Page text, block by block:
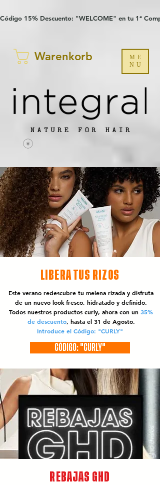
Código 15% Descuento: "WELCOME" en tu 1ª
Warenkorb
ME
NU
LIBERA TUS RIZOS
Este verano redescubre tu melena rizada y disfruta
de un nuevo look fresco, hidratado y definido.
Todos nuestros productos curly, ahora con un 35%
de descuento, hasta el 31 de Agosto.
Introduce el Código: "CURLY"
CÓDIGO: "CURLY"
REBAJAS GHD